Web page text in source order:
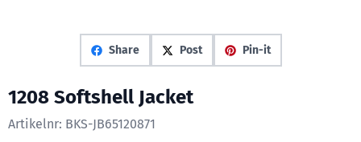
Share Post Pin-it
1208 Softshell Jacket
Artikelnr: BKS-JB65120871